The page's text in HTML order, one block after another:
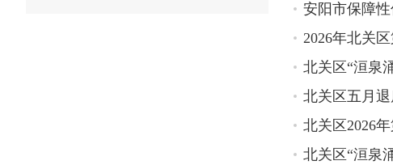
安阳市保障
2026年北关
北关区“洹泉
北关区五月
北关区2026
北关区“洹泉